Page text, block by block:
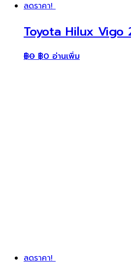
ลดราคา!
Toyota Hilux Vigo
฿0 ฿0 อ่านเพิ่ม
ลดราคา!